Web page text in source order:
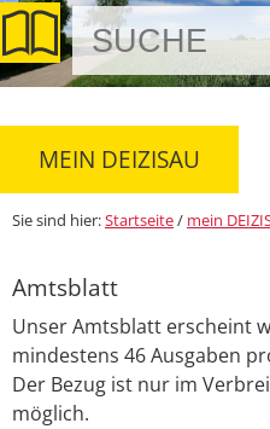
MEIN DEIZISAU
Sie sind hier:Startseite/ mein
Amtsblatt
Unser Amtsblatt erscheint
mindestens 46 Ausgaben
Der Bezug ist nur im
möglich.